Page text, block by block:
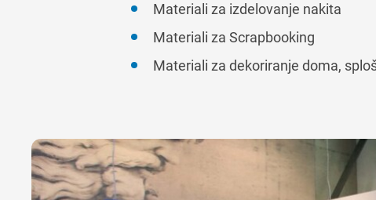
Materiali za izdelovanje nakita
Materiali za Scrapbooking
Materiali za dekoriranje doma,